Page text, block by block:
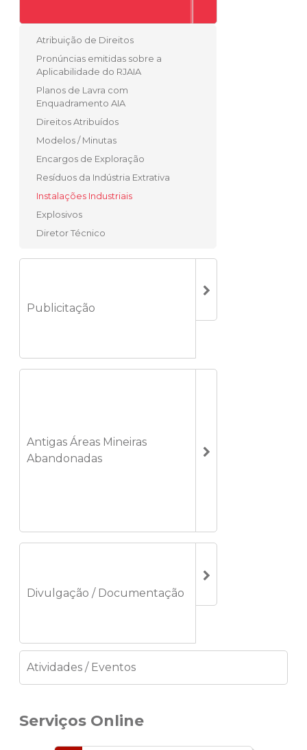
Atribuição de Direitos
Pronúncias emitidas sobre a
Aplicabilidade do RJAIA
Planos de Lavra com
Enquadramento AIA
Direitos Atribuídos
Modelos / Minutas
Encargos de Exploração
Resíduos da Indústria Extrativa
Instalações Industriais
Explosivos
Diretor Técnico
Publicitação
Antigas Áreas Mineiras
Abandonadas
Divulgação / Documentação
Atividades / Eventos
Serviços Online